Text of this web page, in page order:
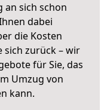
an sich schon
dabei
die Kosten
sich zurück – wir
für Sie, das
Umzug von
kann.